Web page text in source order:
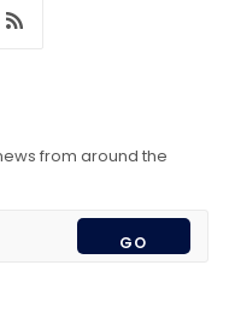
from around the
GO